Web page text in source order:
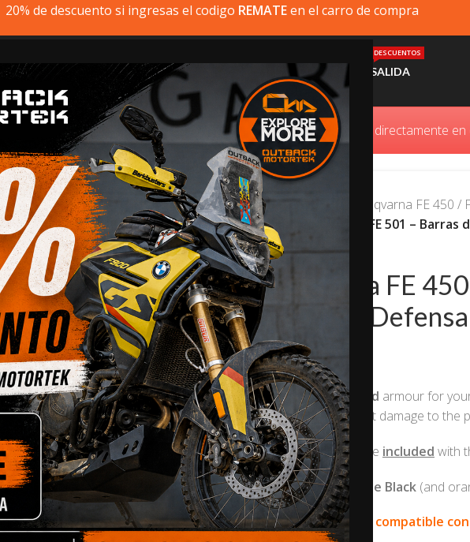
20% de descuento si ingresas el codigo REMATEen el carro de compra
MI MOTOPRODUCTOS INSTALACIÓN SALIDA
DESCUENTOS
si el producto que busca no está disponible, puede comprarlo directamente
Inicio Husqvarna FE 450 /
Husqvarna FE 450 / FE 501 – Barras
Husqvarna FE
Barras de Defensa
$350.000,0
Fully frame mounted armour for
minimise or to prevent damage to the
*Radiator guards are included with
Also available inMatte Black(and
🛠️ Este producto es compatible